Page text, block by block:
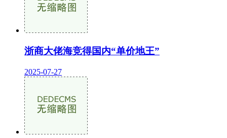
浙商大佬海竞得国内“单价地王”
2025-07-27